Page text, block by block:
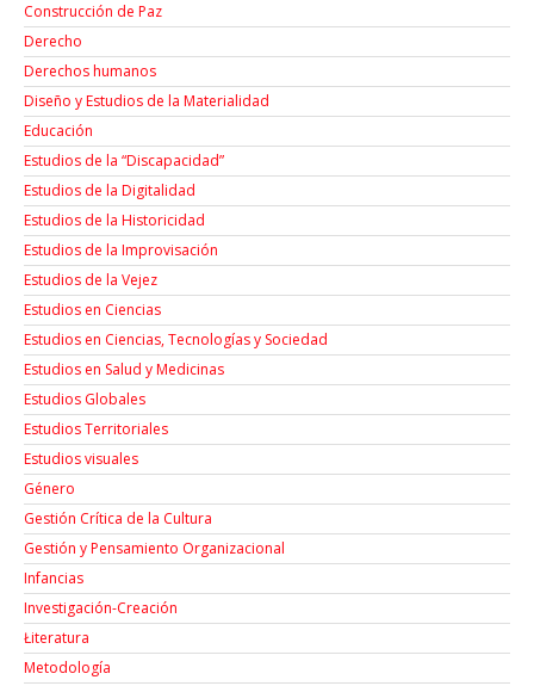
Construcción de Paz
Derecho
Derechos humanos
Diseño y Estudios de la Materialidad
Educación
Estudios de la “Discapacidad”
Estudios de la Digitalidad
Estudios de la Historicidad
Estudios de la Improvisación
Estudios de la Vejez
Estudios en Ciencias
Estudios en Ciencias, Tecnologías y Sociedad
Estudios en Salud y Medicinas
Estudios Globales
Estudios Territoriales
Estudios visuales
Género
Gestión Crítica de la Cultura
Gestión y Pensamiento Organizacional
Infancias
Investigación-Creación
Łiteratura
Metodología